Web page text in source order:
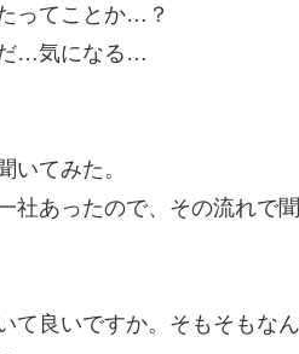
ってことか…？
…気になる…
いてみた。
社あったので、その流れで聞
て良いですか。そもそもな